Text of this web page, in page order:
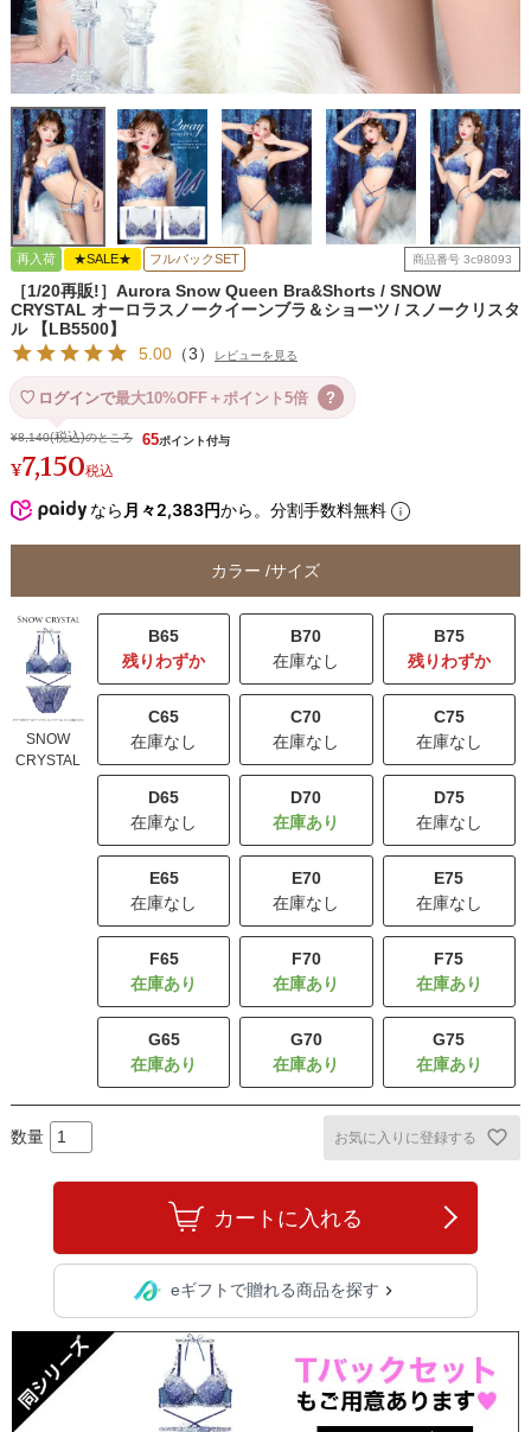
再入荷 ★SALE★ フルバックSET 商品番号 3c98093
［1/20再販!］Aurora Snow Queen Bra&Shorts / SNOW
CRYSTAL オーロラスノークイーンブラ＆ショーツ / スノークリスタ
ル 【LB5500】
5.00（3） レビューを見る
ログインで最大10%OFF＋ポイント5倍 ?
¥8,140 のところ
¥7,150税込
65
なら 月々2,383円から。分割手数料無料
カラー サイズ
SNOW
CRYSTAL
B65
残りわずか
B70
在庫なし
B75
残りわずか
C65
在庫なし
C70
在庫なし
C75
在庫なし
D65
在庫なし
D70
D75
在庫なし
E65
在庫なし
E70
在庫なし
E75
在庫なし
F65 F70 F75
G65 G70 G75
お気に入りに登録する
カートに入れる
eギフトで贈れる商品を探す